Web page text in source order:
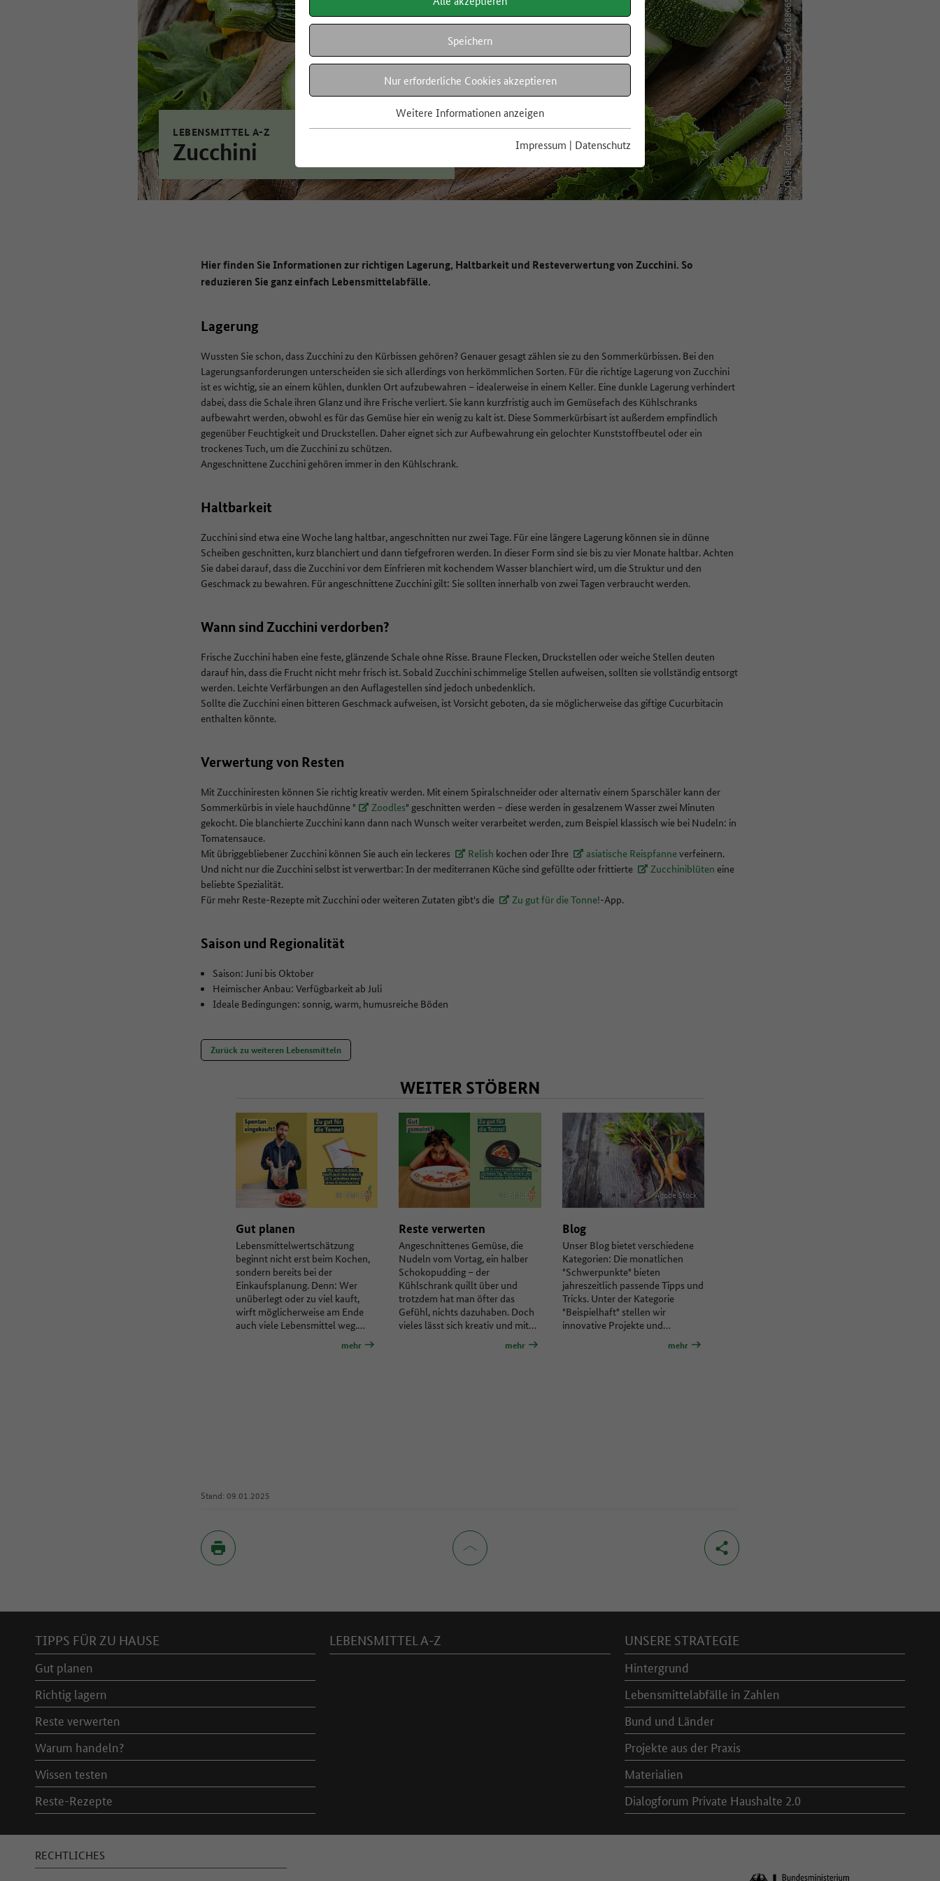
Speichern
Nur erforderliche Cookies akzeptieren
Weitere Informationen anzeigen
Impressum | Datenschutz
LEBENSMITTEL A-Z
Zucchini Quelle: Zucchini_volff - Adobe Stock_162886652
Hier finden Sie Informationen zur richtigen Lagerung, Haltbarkeit und Resteverwertung von Zucchini. So
reduzieren Sie ganz einfach Lebensmittelabfälle.
Lagerung
Wussten Sie schon, dass Zucchini zu den Kürbissen gehören? Genauer gesagt zählen sie zu den Sommerkürbissen. Bei den
Lagerungsanforderungen unterscheiden sie sich allerdings von herkömmlichen Sorten. Für die richtige Lagerung von Zucchini
ist es wichtig, sie an einem kühlen, dunklen Ort aufzubewahren – idealerweise in einem Keller. Eine dunkle Lagerung verhindert
dabei, dass die Schale ihren Glanz und ihre Frische verliert. Sie kann kurzfristig auch im Gemüsefach des Kühlschranks
aufbewahrt werden, obwohl es für das Gemüse hier ein wenig zu kalt ist. Diese Sommerkürbisart ist außerdem empfindlich
gegenüber Feuchtigkeit und Druckstellen. Daher eignet sich zur Aufbewahrung ein gelochter Kunststoffbeutel oder ein
trockenes Tuch, um die Zucchini zu schützen.
Angeschnittene Zucchini gehören immer in den Kühlschrank.
Haltbarkeit
Zucchini sind etwa eine Woche lang haltbar, angeschnitten nur zwei Tage. Für eine längere Lagerung können sie in dünne
Scheiben geschnitten, kurz blanchiert und dann tiefgefroren werden. In dieser Form sind sie bis zu vier Monate haltbar. Achten
Sie dabei darauf, dass die Zucchini vor dem Einfrieren mit kochendem Wasser blanchiert wird, um die Struktur und den
Geschmack zu bewahren. Für angeschnittene Zucchini gilt: Sie sollten innerhalb von zwei Tagen verbraucht werden.
Wann sind Zucchini verdorben?
Frische Zucchini haben eine feste, glänzende Schale ohne Risse. Braune Flecken, Druckstellen oder weiche Stellen deuten
darauf hin, dass die Frucht nicht mehr frisch ist. Sobald Zucchini schimmelige Stellen aufweisen, sollten sie vollständig entsorgt
werden. Leichte Verfärbungen an den Auflagestellen sind jedoch unbedenklich.
Sollte die Zucchini einen bitteren Geschmack aufweisen, ist Vorsicht geboten, da sie möglicherweise das giftige Cucurbitacin
enthalten könnte.
Verwertung von Resten
Mit Zucchiniresten können Sie richtig kreativ werden. Mit einem Spiralschneider oder alternativ einem Sparschäler kann der
Sommerkürbis in viele hauchdünne "
Zoodles" geschnitten werden – diese werden in gesalzenem Wasser zwei Minuten
gekocht. Die blanchierte Zucchini kann dann nach Wunsch weiter verarbeitet werden, zum Beispiel klassisch wie bei Nudeln: in
Tomatensauce.
Mit übriggebliebener Zucchini können Sie auch ein leckeres
Relish kochen oder Ihre asiatische Reispfanne verfeinern.
Und nicht nur die Zucchini selbst ist verwertbar: In der mediterranen Küche sind gefüllte oder frittierte
Zucchiniblüten eine
beliebte Spezialität.
Für mehr Reste-Rezepte mit Zucchini oder weiteren Zutaten gibt's die
Zu gut für die Tonne!-App.
Saison und Regionalität
Saison: Juni bis Oktober
Heimischer Anbau: Verfügbarkeit ab Juli
Ideale Bedingungen: sonnig, warm, humusreiche Böden
Zurück zu weiteren Lebensmitteln
WEITER STÖBERN
© BMLEH
Gut planen
Lebensmittelwertschätzung
beginnt nicht erst beim Kochen,
sondern bereits bei der
Einkaufsplanung. Denn: Wer
unüberlegt oder zu viel kauft,
wirft möglicherweise am Ende
auch viele Lebensmittel weg.…
mehr
© BMLEH
Reste verwerten
Angeschnittenes Gemüse, die
Nudeln vom Vortag, ein halber
Schokopudding – der
Kühlschrank quillt über und
trotzdem hat man öfter das
Gefühl, nichts dazuhaben. Doch
vieles lässt sich kreativ und mit…
mehr
© Adobe Stock
Blog
Unser Blog bietet verschiedene
Kategorien: Die monatlichen
"Schwerpunkte" bieten
jahreszeitlich passende Tipps und
Tricks. Unter der Kategorie
"Beispielhaft" stellen wir
innovative Projekte und…
mehr
Stand: 09.01.2025
TIPPS FÜR ZU HAUSE
Gut planen
Richtig lagern
Reste verwerten
Warum handeln?
Wissen testen
Reste-Rezepte
LEBENSMITTEL A-Z
UNSERE STRATEGIE
Hintergrund
Lebensmittelabfälle in Zahlen
Bund und Länder
Projekte aus der Praxis
Materialien
Dialogforum Private Haushalte 2.0
RECHTLICHES